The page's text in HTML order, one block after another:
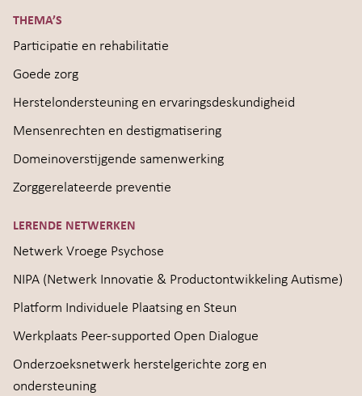
THEMA’S
Participatie en rehabilitatie
Goede zorg
Herstelondersteuning en ervaringsdeskundigheid
Mensenrechten en destigmatisering
Domeinoverstijgende samenwerking
Zorggerelateerde preventie
LERENDE NETWERKEN
Netwerk Vroege Psychose
NIPA (Netwerk Innovatie & Productontwikkeling Autisme)
Platform Individuele Plaatsing en Steun
Werkplaats Peer-supported Open Dialogue
Onderzoeksnetwerk herstelgerichte zorg en
ondersteuning